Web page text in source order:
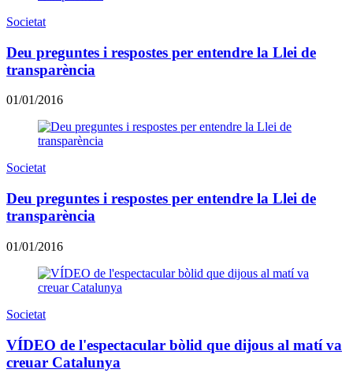
Societat
Deu preguntes i respostes per entendre la Llei de
transparència
01/01/2016
Societat
Deu preguntes i respostes per entendre la Llei de
transparència
01/01/2016
Societat
VÍDEO de l'espectacular bòlid que dijous al matí va
creuar Catalunya